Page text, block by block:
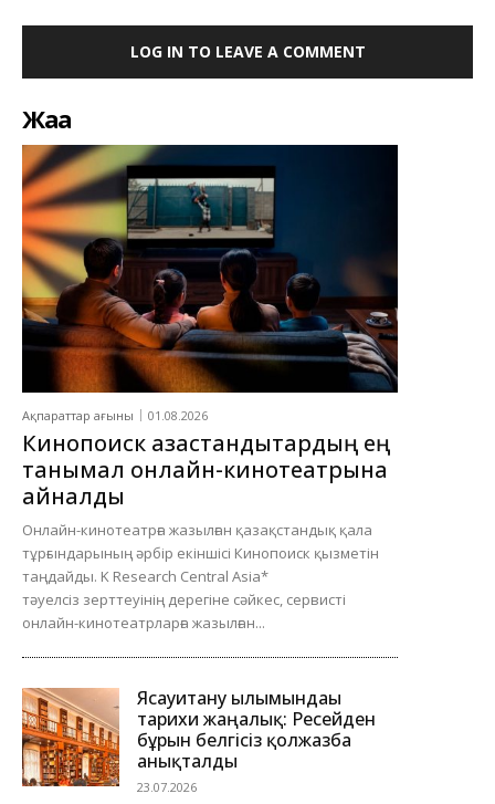
LOG IN TO LEAVE A COMMENT
Жаңа
Ақпараттар ағыны 01.08.2026
Кинопоиск қазақстандықтардың ең
танымал онлайн-кинотеатрына
айналды
Онлайн-кинотеатрға жазылған қазақстандық қала
тұрғындарының әрбір екіншісі Кинопоиск қызметін
таңдайды. K Research Central Asia*
тәуелсіз зерттеуінің дерегіне сәйкес, сервисті
онлайн-кинотеатрларға жазылған...
Ясауитану ғылымындағы
тарихи жаңалық: Ресейден
бұрын белгісіз қолжазба
анықталды
23.07.2026